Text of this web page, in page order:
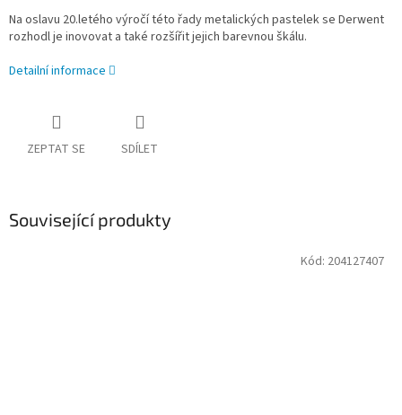
Na oslavu 20.letého výročí této řady metalických pastelek se Derwent
rozhodl je inovovat a také rozšířit jejich barevnou škálu.
Detailní informace
ZEPTAT SE SDÍLET
Související produkty
Kód: 204127407